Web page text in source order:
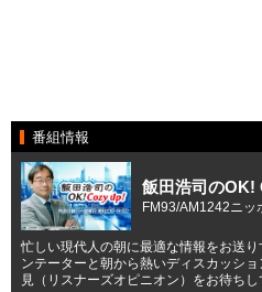
番組情報
飯田浩司のOK!
FM93/AM1242ニ
忙しい現代人の朝に最適な情報をお送
ンテーターと朝から熱いディスカッシ
見（リスナーズオピニオン）をお待ちし